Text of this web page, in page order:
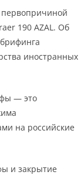
первопричиной
190 AZAL. Об
иностранных
— это
на российские
и закрытие